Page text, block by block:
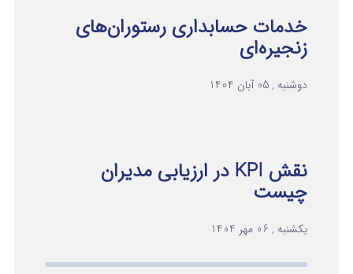
خدمات حسابداری رستوران‌های
زنجیره‌ای
دوشنبه , 05 آبان 1404
نقش KPI در ارزیابی مدیران
چیست
یکشنبه , 06 مهر 1404